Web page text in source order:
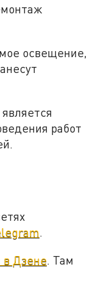
освещение,
работ
.
в Дзене. Там